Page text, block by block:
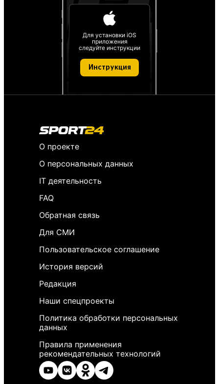
Для установки iOS
приложения
следуйте инструкции
Инструкция
О проекте
О персональных данных
IT деятельность
FAQ
Обратная связь
Для СМИ
Пользовательское соглашение
История версий
Редакция
Наши спецпроекты
Политика обработки персональных
данных
Правила применения
рекомендательных технологий